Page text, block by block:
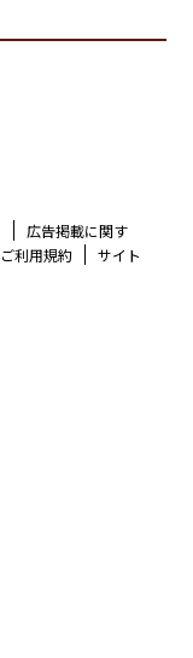
広告掲載に関す
ご利用規約
サイト